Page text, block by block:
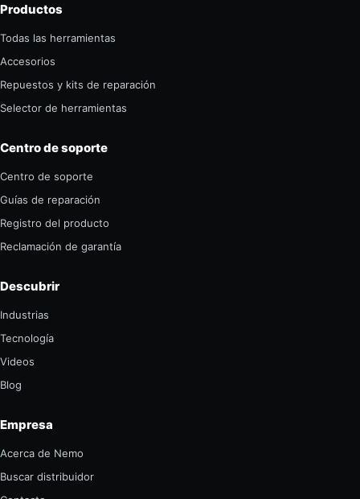
Productos
Todas las herramientas
Accesorios
Repuestos y kits de reparación
Selector de herramientas
Centro de soporte
Centro de soporte
Guías de reparación
Registro del producto
Reclamación de garantía
Descubrir
Industrias
Tecnología
Videos
Blog
Empresa
Acerca de Nemo
Buscar distribuidor